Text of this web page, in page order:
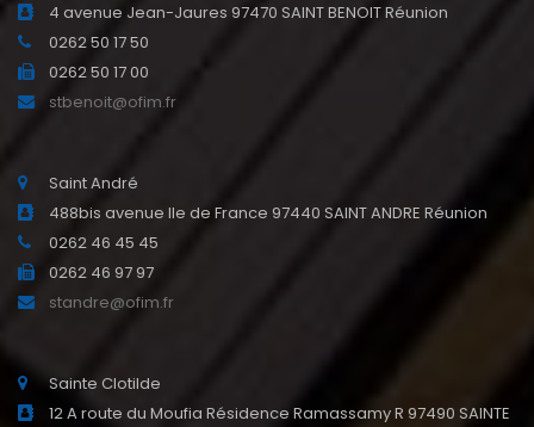
4 avenue Jean-Jaures 97470 SAINT BENOIT Réunion
0262 50 17 50
0262 50 17 00
stbenoit@ofim.fr
Saint André
488bis avenue Ile de France 97440 SAINT ANDRE Réunion
0262 46 45 45
0262 46 97 97
standre@ofim.fr
Sainte Clotilde
12 A route du Moufia Résidence Ramassamy R 97490 SAINTE